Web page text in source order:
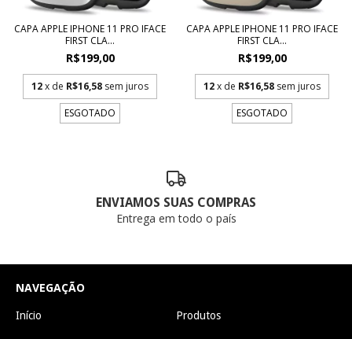
CAPA APPLE IPHONE 11 PRO IFACE
FIRST CLA...
R$199,00
12x de R$16,58 sem juros
ESGOTADO
CAPA APPLE IPHONE 11 PRO IFACE
FIRST CLA...
R$199,00
12x de R$16,58 sem juros
ESGOTADO
ENVIAMOS SUAS COMPRAS
Entrega em todo o país
NAVEGAÇÃO
Início Produtos